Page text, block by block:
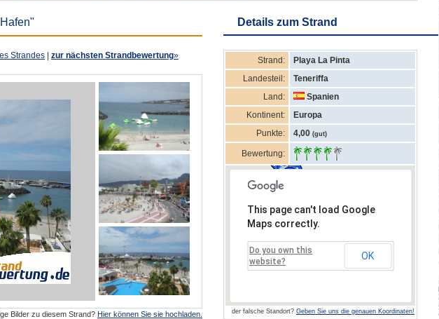
Strandes zur nächsten Strandbewertung»
Bilder zu diesem Strand? Hier können Sie sie hochladen.
Details zum Strand
Strand:
Playa La Pinta
Landesteil:
Teneriffa
Land:
Spanien
Kontinent:
Europa
Punkte:
4,00 (gut)
Bewertung:
This page can't load Google
Maps correctly.
Do you own this
website?
OK
der falsche Standort? Geben Sie uns die genauen Koordinaten!